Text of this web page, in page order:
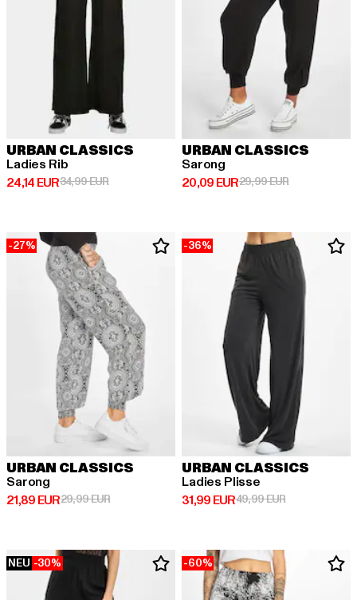
URBAN CLASSICS
Ladies Rib
24,14 EUR
Derzeitiger Preis: 24,14 EUR
34,99 EURAktionspreis: 34,99 EUR
URBAN CLASSICS
Sarong
20,09 EUR
Derzeitiger Preis: 20,09 EUR
29,99 EURAktionspreis:
-27%
URBAN CLASSICS
Sarong
21,89 EUR
Derzeitiger Preis: 21,89 EUR
29,99 EURAktionspreis: 29,99 EUR
-36%
URBAN CLASSICS
Ladies Plisse
31,99 EUR
Derzeitiger Preis: 31,99 EUR
49,99 EURAktionspreis:
NEU -30% -60%